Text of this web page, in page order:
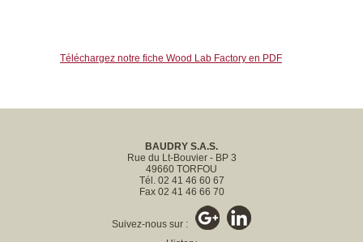
Téléchargez notre fiche Wood Lab Factory en PDF
BAUDRY S.A.S.
Rue du Lt-Bouvier - BP 3
49660 TORFOU
Tél. 02 41 46 60 67
Fax 02 41 46 66 70
Suivez-nous sur :